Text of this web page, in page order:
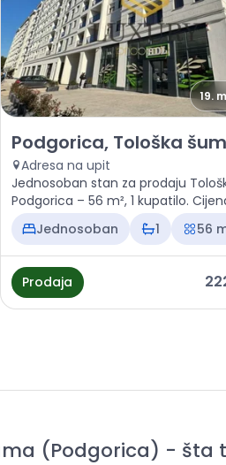
19.
Prodaja - Stan Podgorica,
Podgorica, Tološka
Adresa na upit
Jednosoban stan za prodaju
Podgorica – 56 m², 1 kupatilo.
222.000 €
Jednosoban 1 56
Prodaja
(Podgorica) - šta